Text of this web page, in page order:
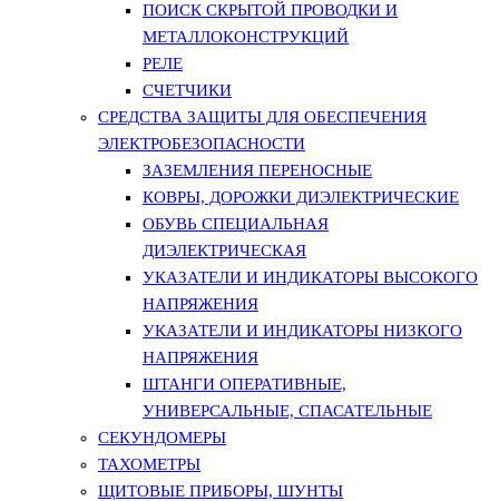
ПОИСК СКРЫТОЙ ПРОВОДКИ И
МЕТАЛЛОКОНСТРУКЦИЙ
РЕЛЕ
СЧЕТЧИКИ
СРЕДСТВА ЗАЩИТЫ ДЛЯ ОБЕСПЕЧЕНИЯ
ЭЛЕКТРОБЕЗОПАСНОСТИ
ЗАЗЕМЛЕНИЯ ПЕРЕНОСНЫЕ
КОВРЫ, ДОРОЖКИ ДИЭЛЕКТРИЧЕСКИЕ
ОБУВЬ СПЕЦИАЛЬНАЯ
ДИЭЛЕКТРИЧЕСКАЯ
УКАЗАТЕЛИ И ИНДИКАТОРЫ ВЫСОКОГО
НАПРЯЖЕНИЯ
УКАЗАТЕЛИ И ИНДИКАТОРЫ НИЗКОГО
НАПРЯЖЕНИЯ
ШТАНГИ ОПЕРАТИВНЫЕ,
УНИВЕРСАЛЬНЫЕ, СПАСАТЕЛЬНЫЕ
СЕКУНДОМЕРЫ
ТАХОМЕТРЫ
ЩИТОВЫЕ ПРИБОРЫ, ШУНТЫ